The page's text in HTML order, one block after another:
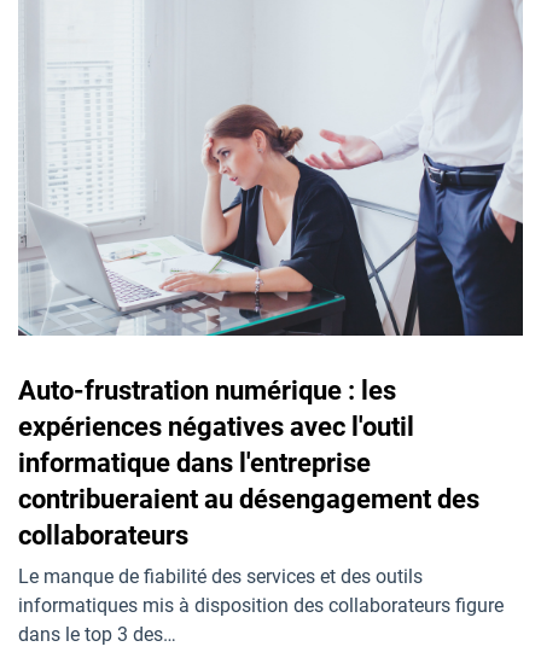
Auto-frustration numérique : les
expériences négatives avec l'outil
informatique dans l'entreprise
contribueraient au désengagement des
collaborateurs
Le manque de fiabilité des services et des outils
informatiques mis à disposition des collaborateurs figure
dans le top 3 des…